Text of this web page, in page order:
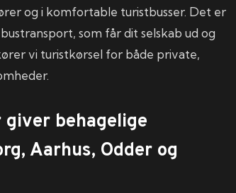
og i komfortable turistbusser. Det er
som får dit selskab ud og
vi turistkørsel for både private,
behagelige
Aarhus, Odder og